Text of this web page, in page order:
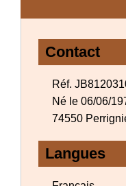
Contact
Réf.
Né le 06/06/
74550
Langues